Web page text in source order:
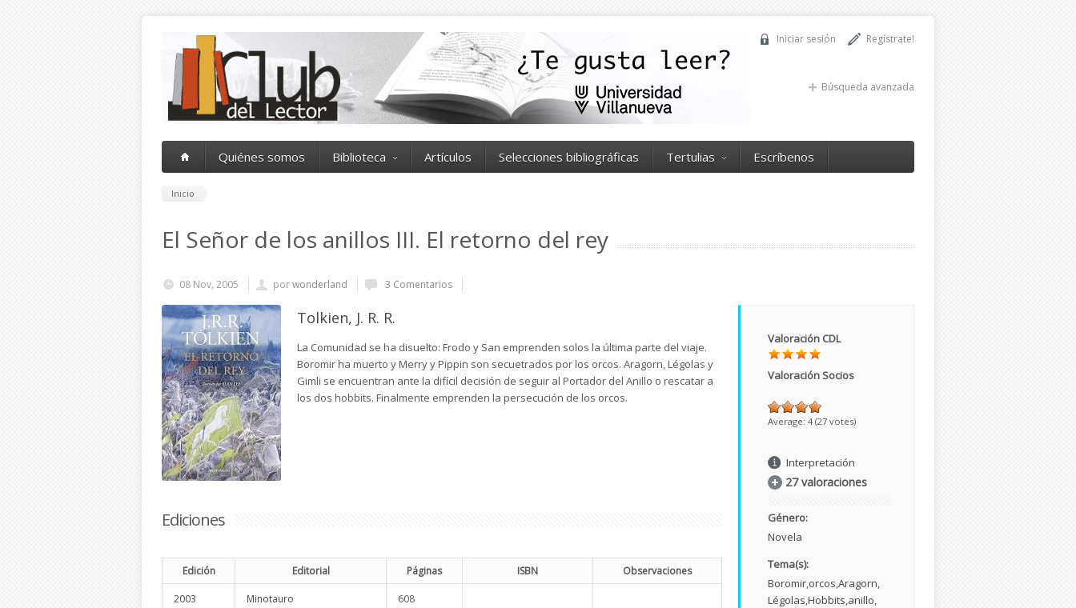
Regístrate!
Iniciar sesión
Búsqueda avanzada
Quiénes somos Biblioteca Artículos Selecciones bibliográficas Tertulias Escríbenos
Inicio
El Señor de los anillos III. El retorno del rey
08 Nov, 2005 porwonderland 3 Comentarios
Tolkien, J. R. R.
La Comunidad se ha disuelto: Frodo y San emprenden solos la última parte del viaje.
Boromir ha muerto y Merry y Pippin son secuetrados por los orcos. Aragorn, Légolas y
Gimli se encuentran ante la difícil decisión de seguir al Portador del Anillo o rescatar a
los dos hobbits. Finalmente emprenden la persecución de los orcos.
Ediciones
Edición Editorial Páginas ISBN Observaciones
2003 Minotauro 608
Valoración CDL
Valoración Socios
Average: 4 (27 votes)
Interpretación
27 valoraciones
Género:
Novela
Tema(s):
Boromir orcos Aragorn
Légolas Hobbits anillo